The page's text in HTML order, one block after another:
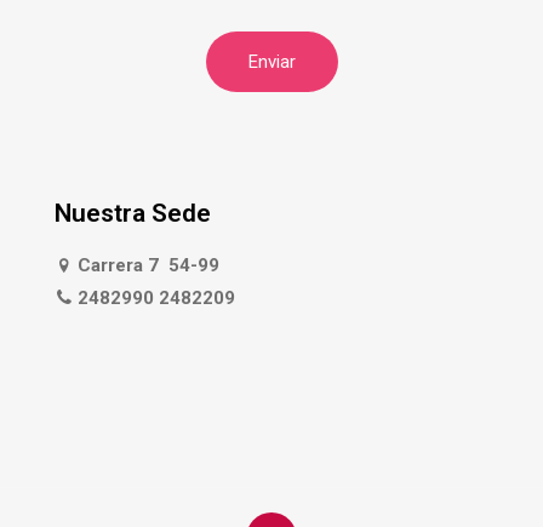
Nuestra Sede
Carrera 7 54-99
2482990 2482209